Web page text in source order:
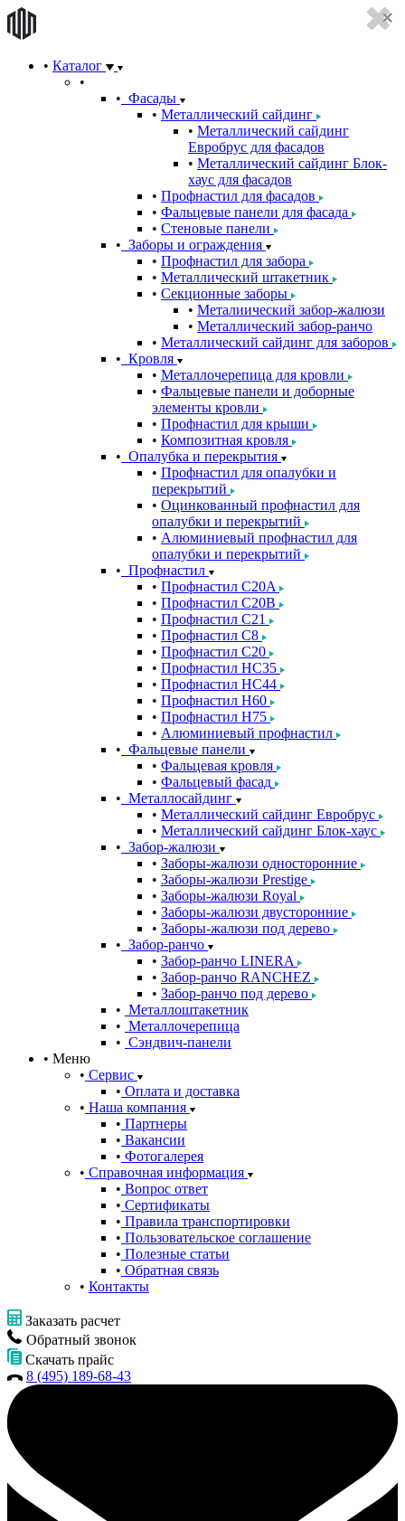
Каталог
Фасады
Металлический сайдинг
Металлический сайдинг
Евробрус для фасадов
Металлический сайдинг Блок-
хаус для фасадов
Профнастил для фасадов
Фальцевые панели для фасада
Стеновые панели
Заборы и ограждения
Профнастил для забора
Металлический штакетник
Секционные заборы
Металиический забор-жалюзи
Металлический забор-ранчо
Металлический сайдинг для заборов
Кровля
Металлочерепица для кровли
Фальцевые панели и доборные
элементы кровли
Профнастил для крыши
Композитная кровля
Опалубка и перекрытия
Профнастил для опалубки и
перекрытий
Оцинкованный профнастил для
опалубки и перекрытий
Алюминиевый профнастил для
опалубки и перекрытий
Профнастил
Профнастил С20A
Профнастил С20B
Профнастил С21
Профнастил С8
Профнастил С20
Профнастил НС35
Профнастил НС44
Профнастил Н60
Профнастил Н75
Алюминиевый профнастил
Фальцевые панели
Фальцевая кровля
Фальцевый фасад
Металлосайдинг
Металлический сайдинг Евробрус
Металлический сайдинг Блок-хаус
Забор-жалюзи
Заборы-жалюзи односторонние
Заборы-жалюзи Prestige
Заборы-жалюзи Royal
Заборы-жалюзи двусторонние
Заборы-жалюзи под дерево
Забор-ранчо
Забор-ранчо LINERA
Забор-ранчо RANCHEZ
Забор-ранчо под дерево
Металлоштакетник
Металлочерепица
Сэндвич-панели
Меню
Сервис
Оплата и доставка
Наша компания
Партнеры
Вакансии
Фотогалерея
Справочная информация
Вопрос ответ
Сертификаты
Правила транспортировки
Пользовательское соглашение
Полезные статьи
Обратная связь
Контакты
Заказать расчет
Обратный звонок
Скачать прайс
8 (495) 189-68-43